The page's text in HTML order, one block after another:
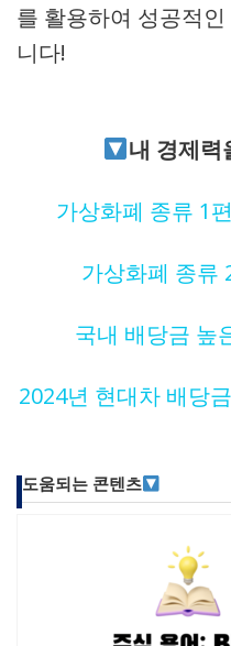
를 활용하여 성공적
니다!
내 경제력
가상화폐 종류 1
가상화폐 종류
국내 배당금 높
2024년 현대차 배당
도움되는 콘텐츠